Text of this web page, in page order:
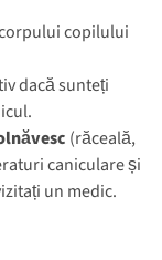
copilului
dacă sunteți
(răceală,
caniculare și
un medic.